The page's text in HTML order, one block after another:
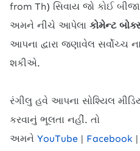
from Th) સિવાય જો કોઈ
અમને નીચે આપેલા કોમેન્ટ
આપના દ્વારા જણાવેલ સર્વોચ્ચ
શકીએ.
રંગીલુ હવે આપના સોશ્યિલ
કરવાનું ભૂલતા નહીં. તો
અમને YouTube | Facebook |